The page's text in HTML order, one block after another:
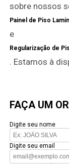
sobre nossos
Painel de Piso
e
Regularização de
. Estamos à
FAÇA UM
Digite seu nome
Digite seu email